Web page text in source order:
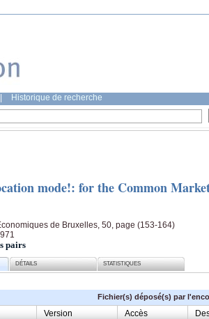
Historique de recherche
mode!: for the Common
de Bruxelles, 50, page (153-164)
pairs
DÉTAILS STATISTIQUES
Fichier(s) déposé(s) par
Version Accès